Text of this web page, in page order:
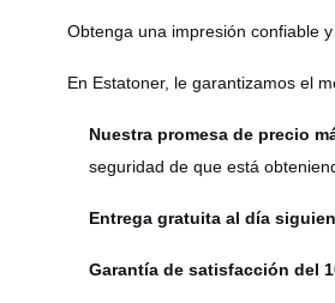
Obtenga una impresión confiable
En Estatoner, le garantizamos el
Nuestra promesa de precio
seguridad de que está
Entrega gratuita al día
Garantía de satisfacción del